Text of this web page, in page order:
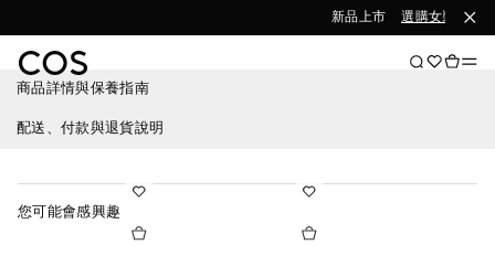
新品上市 選購女裝 選購
商品詳情與保養指南
配送、付款與退貨說明
您可能會感興趣